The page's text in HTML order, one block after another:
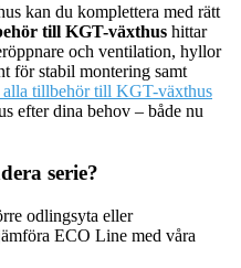
kan du komplettera med rätt
till KGT-växthus hittar
och ventilation, hyllor
för stabil montering samt
alla tillbehör till KGT-växthus
efter dina behov – både nu
serie?
odlingsyta eller
ECO Line med våra